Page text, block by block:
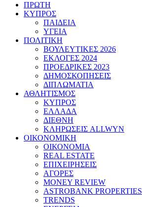
ΠΡΩΤΗ
ΚΥΠΡΟΣ
ΠΑΙΔΕΙΑ
ΥΓΕΙΑ
ΠΟΛΙΤΙΚΗ
ΒΟΥΛΕΥΤΙΚΕΣ 2026
ΕΚΛΟΓΕΣ 2024
ΠΡΟΕΔΡΙΚΕΣ 2023
ΔΗΜΟΣΚΟΠΗΣΕΙΣ
ΔΙΠΛΩΜΑΤΙΑ
ΑΘΛΗΤΙΣΜΟΣ
ΚΥΠΡΟΣ
ΕΛΛΑΔΑ
ΔΙΕΘΝΗ
ΚΛΗΡΩΣΕΙΣ ALLWYN
ΟΙΚΟΝΟΜΙΚΗ
ΟΙΚΟΝΟΜΙΑ
REAL ESTATE
ΕΠΙΧΕΙΡΗΣΕΙΣ
ΑΓΟΡΕΣ
MONEY REVIEW
ASTROBANK PROPERTIES
TRENDS